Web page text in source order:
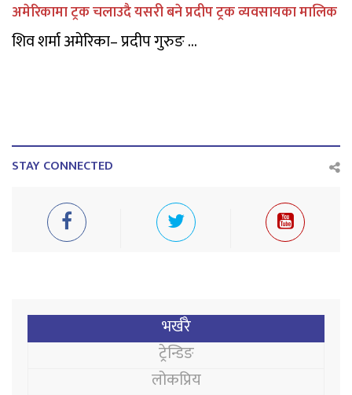
अमेरिकामा ट्रक चलाउदै यसरी बने प्रदीप ट्रक व्यवसायका मालिक
शिव शर्मा अमेरिका– प्रदीप गुरुङ ...
STAY CONNECTED
भर्खरै
ट्रेन्डिङ
लोकप्रिय